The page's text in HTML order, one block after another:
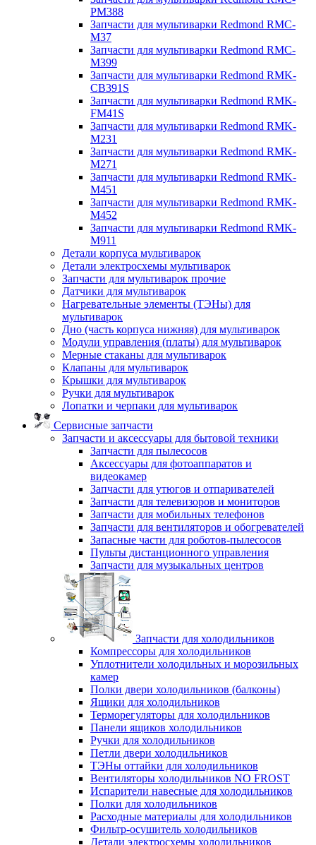
PM388
Запчасти для мультиварки Redmond RMC-
M37
Запчасти для мультиварки Redmond RMC-
M399
Запчасти для мультиварки Redmond RMK-
CB391S
Запчасти для мультиварки Redmond RMK-
FM41S
Запчасти для мультиварки Redmond RMK-
M231
Запчасти для мультиварки Redmond RMK-
M271
Запчасти для мультиварки Redmond RMK-
M451
Запчасти для мультиварки Redmond RMK-
M452
Запчасти для мультиварки Redmond RMK-
M911
Детали корпуса мультиварок
Детали электросхемы мультиварок
Запчасти для мультиварок прочие
Датчики для мультиварок
Нагревательные элементы (ТЭНы) для
мультиварок
Дно (часть корпуса нижняя) для мультиварок
Модули управления (платы) для мультиварок
Мерные стаканы для мультиварок
Клапаны для мультиварок
Крышки для мультиварок
Ручки для мультиварок
Лопатки и черпаки для мультиварок
Сервисные запчасти
Запчасти и аксессуары для бытовой техники
Запчасти для пылесосов
Аксессуары для фотоаппаратов и
видеокамер
Запчасти для утюгов и отпаривателей
Запчасти для телевизоров и мониторов
Запчасти для мобильных телефонов
Запчасти для вентиляторов и обогревателей
Запасные части для роботов-пылесосов
Пульты дистанционного управления
Запчасти для музыкальных центров
Запчасти для холодильников
Компрессоры для холодильников
Уплотнители холодильных и морозильных
камер
Полки двери холодильников (балконы)
Ящики для холодильников
Терморегуляторы для холодильников
Панели ящиков холодильников
Ручки для холодильников
Петли двери холодильников
ТЭНы оттайки для холодильников
Вентиляторы холодильников NO FROST
Испарители навесные для холодильников
Полки для холодильников
Расходные материалы для холодильников
Фильтр-осушитель холодильников
Детали электросхемы холодильников